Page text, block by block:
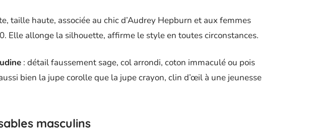
taille haute, associée au chic d’Audrey Hepburn et aux femmes
Elle allonge la silhouette, affirme le style en toutes circonstances.
: détail faussement sage, col arrondi, coton immaculé ou pois
bien la jupe corolle que la jupe crayon, clin d’œil à une jeunesse
masculins